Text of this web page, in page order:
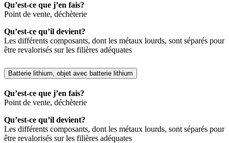
Qu’est-ce que j’en fais?
Point de vente, déchèterie
Qu’est-ce qu’il devient?
Les différents composants, dont les métaux lourds, sont séparés pour
être revalorisés sur les filières adéquates
Batterie lithium, objet avec batterie lithium
Qu’est-ce que j’en fais?
Point de vente, déchèterie
Qu’est-ce qu’il devient?
Les différents composants, dont les métaux lourds, sont séparés pour
être revalorisés sur les filières adéquates